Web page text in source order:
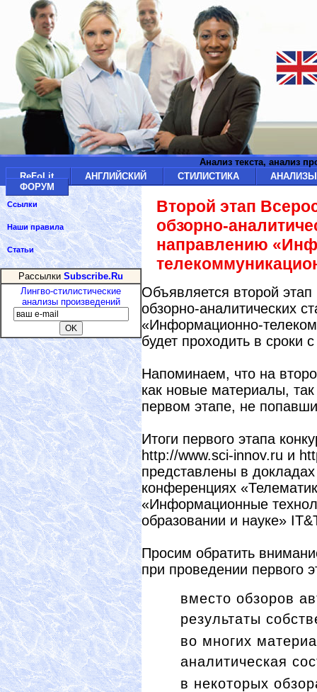
Анализ текста, анализ
ReFoLit
АНГЛИЙСКИЙ СТИЛИСТИКА
ФОРУМ
Второй этап
обзорно-
направлению
Объявляется второй этап
обзорно-аналитических
«Информационно-
будет проходить в сроки
Напоминаем, что на
как новые материалы,
первом этапе, не
Итоги первого этапа
http://www.sci-innov.ru и
представлены в докладах
конференциях
«Информационные
образовании и науке»
Просим обратить
при проведении первого
вместо обзоров
результаты
во многих
аналитическая
в некоторых
Ссылки
Наши правила
Статьи
Рассылки Subscribe.Ru
Лингво-стилистические
анализы произведений